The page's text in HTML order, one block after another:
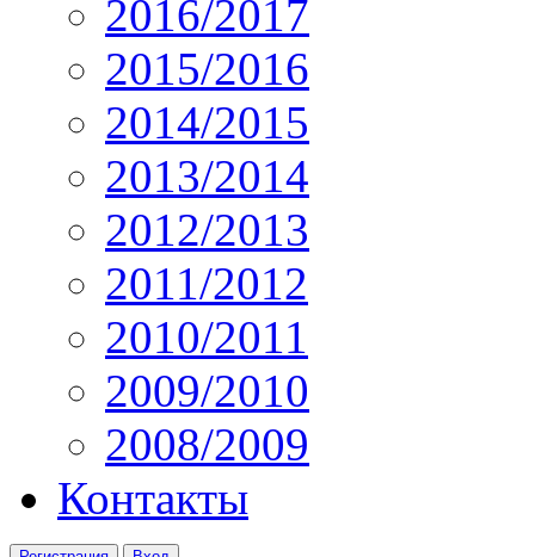
2016/2017
2015/2016
2014/2015
2013/2014
2012/2013
2011/2012
2010/2011
2009/2010
2008/2009
Контакты